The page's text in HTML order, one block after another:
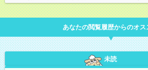
あなたの閲覧履歴からのオス
未読